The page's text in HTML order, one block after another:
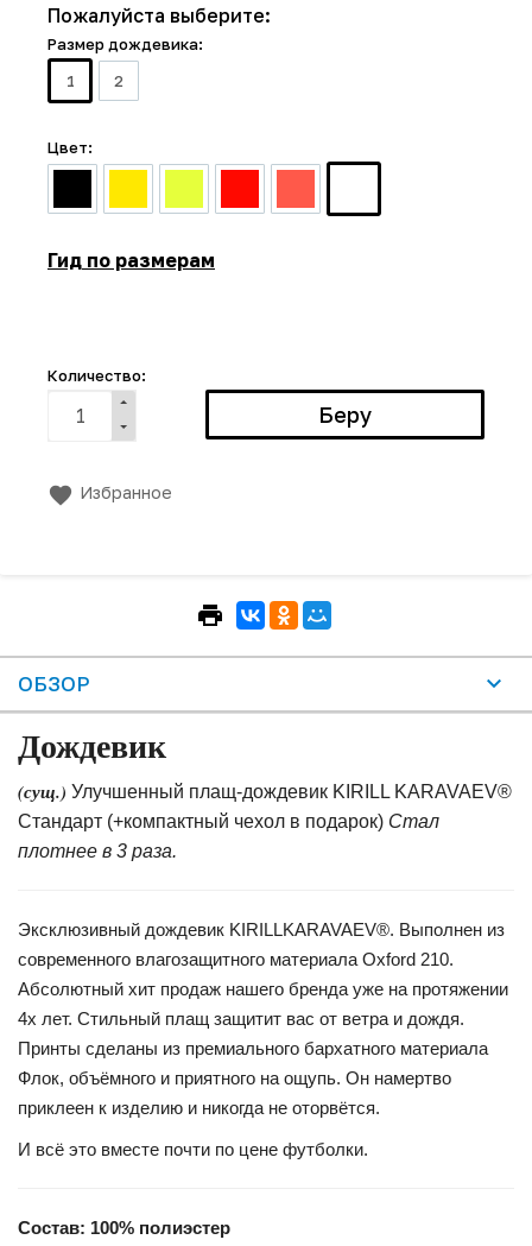
Пожалуйста выберите:
Размер дождевика:
1
2
Цвет:
Гид по размерам
Количество:
Избранное
ОБЗОР
Дождевик
(сущ.) Улучшенный плащ-дождевик KIRILL KARAVAEV®
Стандарт (+компактный чехол в подарок) Стал
плотнее в 3 раза.
Эксклюзивный дождевик KIRILLKARAVAEV®. Выполнен из
современного влагозащитного материала Oxford 210.
Абсолютный хит продаж нашего бренда уже на протяжении
4х лет. Стильный плащ защитит вас от ветра и дождя.
Принты сделаны из премиального бархатного материала
Флок, объёмного и приятного на ощупь. Он намертво
приклеен к изделию и никогда не оторвётся.
И всё это вместе почти по цене футболки.
Состав: 100% полиэстер